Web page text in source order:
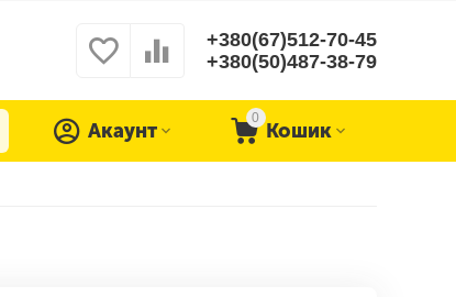
+380(67)512-70-45
+380(50)487-38-79
0
Кошик
Акаунт